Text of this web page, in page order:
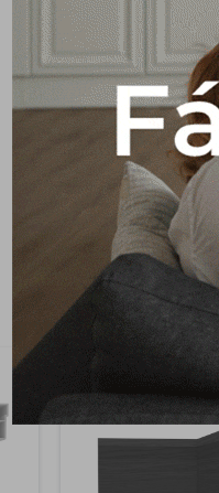
El zócalo 698
poliestireno (EPS).
utilizando
material puede ser
termitas y es
Uso exclusivo para